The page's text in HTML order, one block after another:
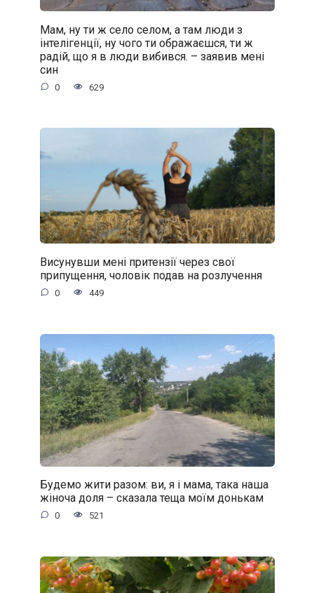
Мам, ну ти ж село селом, а там люди з
інтелігенції, ну чого ти ображаєшся, ти ж
радій, що я в люди вибився. – заявив мені
син
0 629
Висунувши мені притензії через свої
припущення, чоловік подав на розлучення
0 449
Будемо жити разом: ви, я і мама, така наша
жіноча доля – сказала теща моїм донькам
0 521